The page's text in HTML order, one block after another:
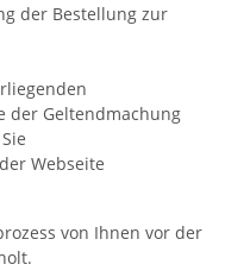
der Bestellung zur
der Geltendmachung
Webseite
von Ihnen vor der